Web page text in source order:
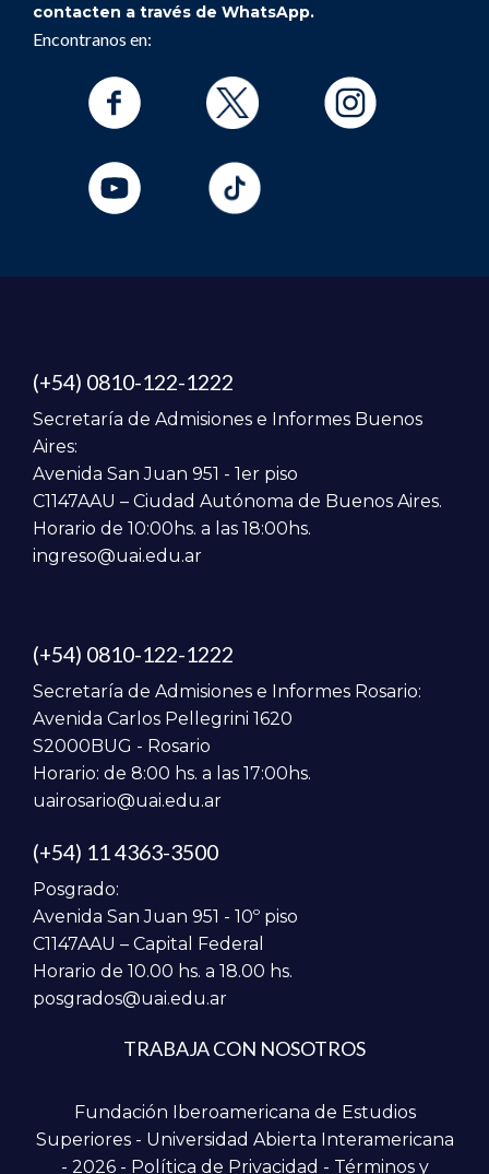
contacten a través de WhatsApp.
Encontranos en:
(+54) 0810-122-1222
Secretaría de Admisiones e Informes Buenos
Aires:
Avenida San Juan 951 - 1er piso
C1147AAU – Ciudad Autónoma de Buenos Aires.
Horario de 10:00hs. a las 18:00hs.
ingreso@uai.edu.ar
(+54) 0810-122-1222
Secretaría de Admisiones e Informes Rosario:
Avenida Carlos Pellegrini 1620
S2000BUG - Rosario
Horario: de 8:00 hs. a las 17:00hs.
uairosario@uai.edu.ar
(+54) 11 4363-3500
Posgrado:
Avenida San Juan 951 - 10º piso
C1147AAU – Capital Federal
Horario de 10.00 hs. a 18.00 hs.
posgrados@uai.edu.ar
TRABAJA CON NOSOTROS
Fundación Iberoamericana de Estudios
Superiores - Universidad Abierta Interamericana
- 2026 - Política de Privacidad - Términos y